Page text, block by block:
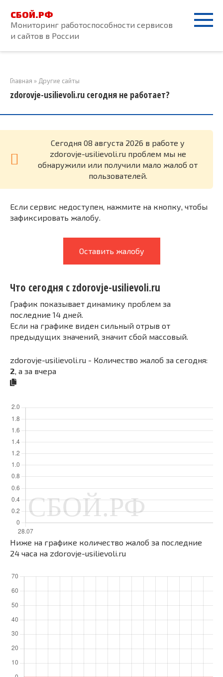
контенту
СБОЙ.РФ
Мониторинг работоспособности сервисов
и сайтов в России
Главная » Другие сайты
zdorovje-usilievoli.ru сегодня не работает?
Cегодня 08 августа 2026 в работе у
zdorovje-usilievoli.ru проблем мы не
обнаружили или получили мало жалоб от
пользователей.
Если сервис недоступен, нажмите на кнопку, чтобы
зафиксировать жалобу.
Оставить жалобу
Что сегодня с zdorovje-usilievoli.ru
График показывает динамику проблем за
последние 14 дней.
Если на графике виден сильный отрыв от
предыдущих значений, значит сбой массовый.
zdorovje-usilievoli.ru - Количество жалоб за сегодня:
2 , а за вчера
Ниже на графике количество жалоб за последние
24 часа на zdorovje-usilievoli.ru